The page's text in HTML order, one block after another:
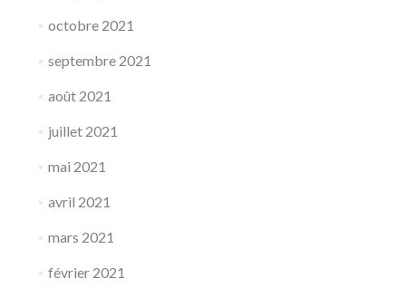
octobre 2021
septembre 2021
août 2021
juillet 2021
mai 2021
avril 2021
mars 2021
février 2021